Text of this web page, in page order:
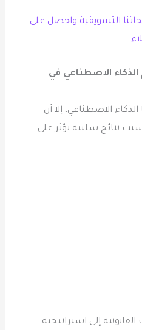
التسويقية واحصل على
الاصطناعي في
الذكاء الاصطناعي، إلا أن
نتائج سلبية تؤثر على
إلى استراتيجية